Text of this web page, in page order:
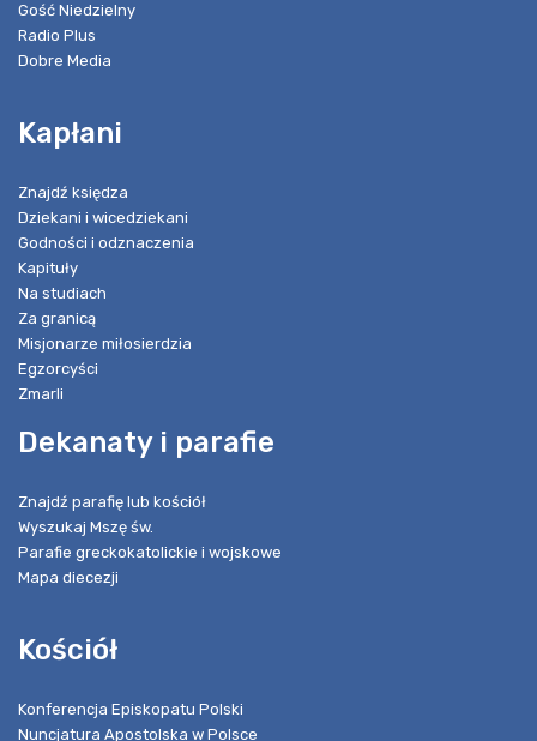
Gość Niedzielny
Radio Plus
Dobre Media
Kapłani
Znajdź księdza
Dziekani i wicedziekani
Godności i odznaczenia
Kapituły
Na studiach
Za granicą
Misjonarze miłosierdzia
Egzorcyści
Zmarli
Dekanaty i parafie
Znajdź parafię lub kościół
Wyszukaj Mszę św.
Parafie greckokatolickie i wojskowe
Mapa diecezji
Kościół
Konferencja Episkopatu Polski
Nuncjatura Apostolska w Polsce